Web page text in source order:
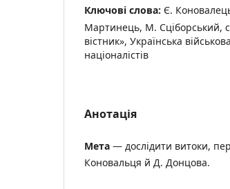
Ключові слова: Є.
Мартинець, М. Сціборський,
вістник», Українська
націоналістів
Анотація
Мета — дослідити витоки,
Коновальця й Д. Донцова.